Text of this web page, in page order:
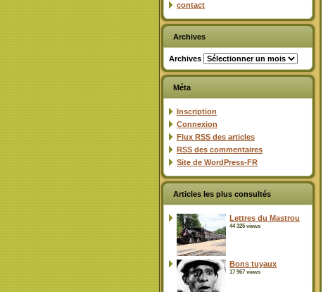
contact
Archives
Archives
Méta
Inscription
Connexion
Flux RSS des articles
RSS des commentaires
Site de WordPress-FR
Articles les plus consultés
Lettres du Mastrou
44 325 views
Bons tuyaux
17 967 views